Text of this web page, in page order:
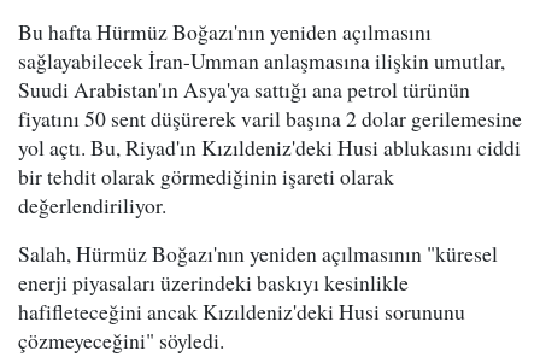
Bu hafta Hürmüz Boğazı'nın yeniden açılmasını
sağlayabilecek İran-Umman anlaşmasına ilişkin umutlar,
Suudi Arabistan'ın Asya'ya sattığı ana petrol türünün
fiyatını 50 sent düşürerek varil başına 2 dolar gerilemesine
yol açtı. Bu, Riyad'ın Kızıldeniz'deki Husi ablukasını ciddi
bir tehdit olarak görmediğinin işareti olarak
değerlendiriliyor.
Salah, Hürmüz Boğazı'nın yeniden açılmasının "küresel
enerji piyasaları üzerindeki baskıyı kesinlikle
hafifleteceğini ancak Kızıldeniz'deki Husi sorununu
çözmeyeceğini" söyledi.